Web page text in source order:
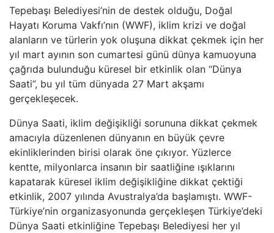
Tepebaşı Belediyesi’nin de destek olduğu, Doğal
Hayatı Koruma Vakfı’nın (WWF), iklim krizi ve doğal
alanların ve türlerin yok oluşuna dikkat çekmek için her
yıl mart ayının son cumartesi günü dünya kamuoyuna
çağrıda bulunduğu küresel bir etkinlik olan “Dünya
Saati”, bu yıl tüm dünyada 27 Mart akşamı
gerçekleşecek.
Dünya Saati, iklim değişikliği sorununa dikkat çekmek
amacıyla düzenlenen dünyanın en büyük çevre
ekinliklerinden birisi olarak öne çıkıyor. Yüzlerce
kentte, milyonlarca insanın bir saatliğine ışıklarını
kapatarak küresel iklim değişikliğine dikkat çektiği
etkinlik, 2007 yılında Avustralya’da başlamıştı. WWF-
Türkiye’nin organizasyonunda gerçekleşen Türkiye’deki
Dünya Saati etkinliğine Tepebaşı Belediyesi her yıl